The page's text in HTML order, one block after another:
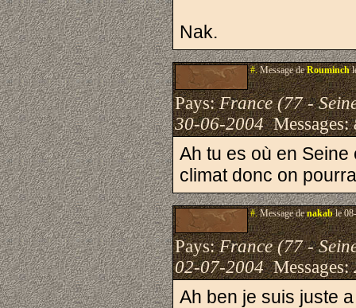
Nak.
#.Message deRouminch
Pays:France (77 -
30-06-2004Messages:
Ah tu es où en
climat donc on
#.Message denakable
Pays:France (77 -
02-07-2004Messages:
Ah ben je suis juste